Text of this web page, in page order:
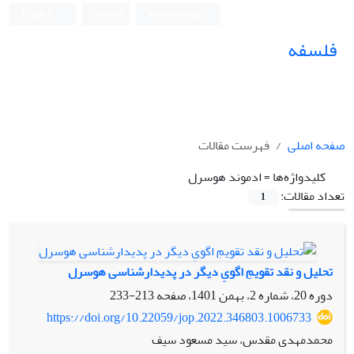
فلسفه
صفحه اصلی
فهرست مقالات
کلیدواژه‌ها =ادموند هوسرل
تعداد مقالات:
1
تحلیل و نقد تقویمِ اگویِ دیگر در پدیدارشناسی هوسرل
دوره 20، شماره 2، بهمن 1401، صفحه
213-233
https://doi.org/10.22059/jop.2022.346803.1006733
محمدمهدی مقدس، سید مسعود سیف